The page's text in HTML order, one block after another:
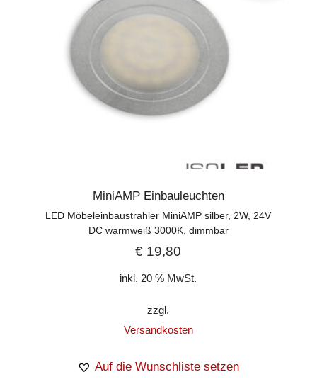
MiniAMP Einbauleuchten
LED Möbeleinbaustrahler MiniAMP silber, 2W, 24V
DC warmweiß 3000K, dimmbar
€ 19,80
inkl. 20 % MwSt.
zzgl.
Versandkosten
Auf die Wunschliste setzen